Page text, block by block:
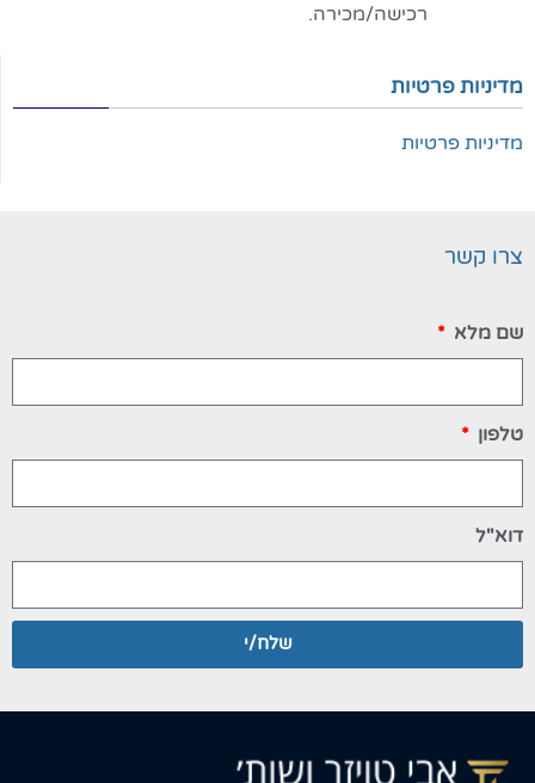
מדיניות פרטיות
מדיניות פרטיות
רכישה/מכירה.
צרו קשר
שם מלא
טלפון
דוא"ל
שלח/י